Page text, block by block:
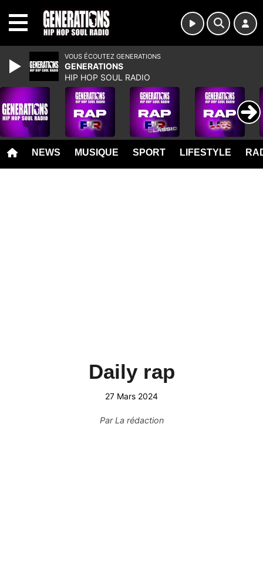
NEWS MUSIQUE SPORT LIFESTYLE
Daily rap
27 Mars 2024
ParLa rédaction
VOUS ÉCOUTEZ GENERATIONS
GENERATIONS
HIP HOP SOUL RADIO